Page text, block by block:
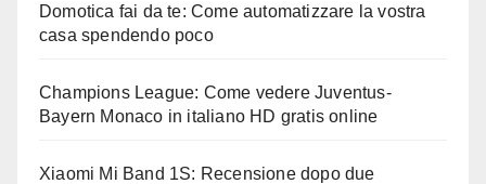
Domotica fai da te: Come automatizzare la vostra
casa spendendo poco
Champions League: Come vedere Juventus-
Bayern Monaco in italiano HD gratis online
Xiaomi Mi Band 1S: Recensione dopo due